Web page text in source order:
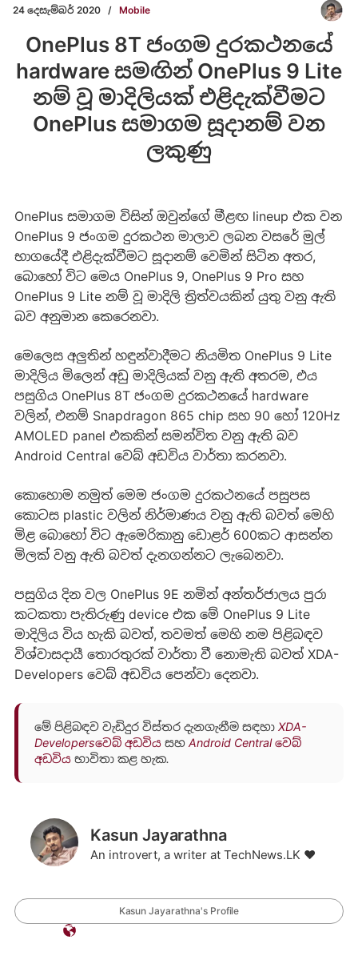
24 දෙසැම්බර් 2020 / Mobile
OnePlus 8T ජංගම දුරකථනයේ
hardware සමඟින් OnePlus 9 Lite
නම් වූ මාදිලියක් එළිදැක්වීමට
OnePlus සමාගම සූදානම් වන
ලකුණු
OnePlus සමාගම විසින් ඔවුන්ගේ මීළඟ lineup එක වන
OnePlus 9 ජංගම දුරකථන මාලාව ලබන වසරේ මුල්
භාගයේදී එළිදැක්වීමට සූදානම් වෙමින් සිටින අතර,
බොහෝ විට මෙය OnePlus 9, OnePlus 9 Pro සහ
OnePlus 9 Lite නම් වූ මාදිලි ත්‍රිත්වයකින් යුතු වනු ඇති
බව අනුමාන කෙරෙනවා.
මෙලෙස අලුතින් හඳුන්වාදීමට නියමිත OnePlus 9 Lite
මාදිලිය මිලෙන් අඩු මාදිලියක් වනු ඇති අතරම, එය
පසුගිය OnePlus 8T ජංගම දුරකථනයේ hardware
වලින්, එනම් Snapdragon 865 chip සහ 90 හෝ 120Hz
AMOLED panel එකකින් සමන්විත වනු ඇති බව
Android Central වෙබ් අඩවිය වාර්තා කරනවා.
කොහොම නමුත් මෙම ජංගම දුරකථනයේ පසුපස
කොටස plastic වලින් නිර්මාණය වනු ඇති බවත් මෙහි
මිළ බොහෝ විට ඇමෙරිකානු ඩොළර් 600කට ආසන්න
මිලක් වනු ඇති බවත් දැනගන්නට ලැබෙනවා.
පසුගිය දින වල OnePlus 9E නමින් අන්තර්ජාලය පුරා
කටකතා පැතිරුණු device එක මේ OnePlus 9 Lite
මාදිලිය විය හැකි බවත්, තවමත් මෙහි නම පිළිබඳව
විශ්වාසදායී තොරතුරක් වාර්තා වී නොමැති බවත් XDA-
Developers වෙබ් අඩවිය පෙන්වා දෙනවා.
මේ පිළිබඳව වැඩිදුර විස්තර දැනගැනීම සඳහා XDA-
Developersවෙබ් අඩවියසහ Android Central වෙබ්
අඩවියභාවිතා කළ හැක.
Kasun Jayarathna
An introvert, a writer at TechNews.LK ❤️
Kasun Jayarathna's Profile